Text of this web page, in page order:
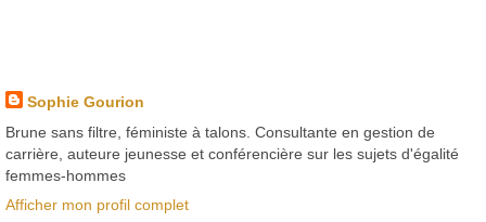
Sophie Gourion
Brune sans filtre, féministe à talons. Consultante en gestion de
carrière, auteure jeunesse et conférencière sur les sujets d'égalité
femmes-hommes
Afficher mon profil complet